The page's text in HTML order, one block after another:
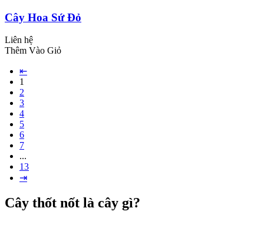
Cây Hoa Sứ Đỏ
Liên hệ
Thêm Vào Giỏ
⇤
1
2
3
4
5
6
7
...
13
⇥
Cây thốt nốt là cây gì?